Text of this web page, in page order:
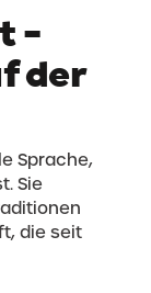
-
der
Sprache,
Sie
die seit